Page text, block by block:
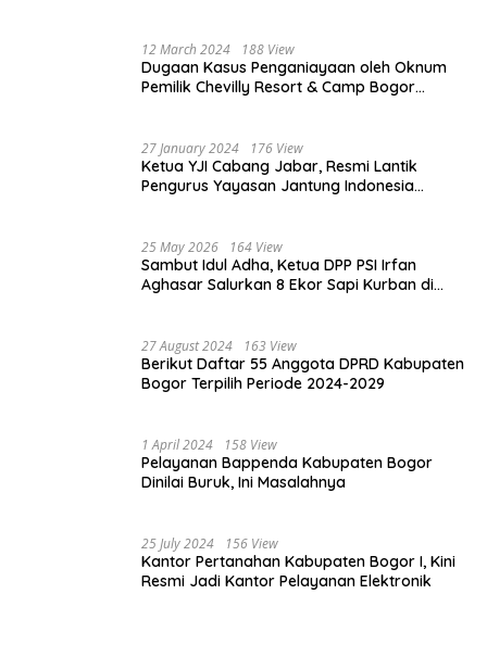
12 March 2024 188 View
Dugaan Kasus Penganiayaan oleh Oknum
Pemilik Chevilly Resort & Camp Bogor
27 January 2024 176 View
Ketua YJI Cabang Jabar, Resmi Lantik
Pengurus Yayasan Jantung Indonesia
25 May 2026 164 View
Sambut Idul Adha, Ketua DPP PSI Irfan
Aghasar Salurkan 8 Ekor Sapi Kurban di
27 August 2024 163 View
Berikut Daftar 55 Anggota DPRD Kabupaten
Bogor Terpilih Periode 2024-2029
1 April 2024 158 View
Pelayanan Bappenda Kabupaten Bogor
Dinilai Buruk, Ini Masalahnya
25 July 2024 156 View
Kantor Pertanahan Kabupaten Bogor I, Kini
Resmi Jadi Kantor Pelayanan Elektronik